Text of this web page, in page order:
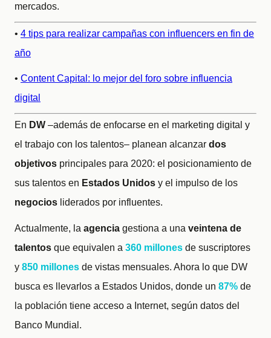
mercados.
• 4 tips para realizar campañas con influencers en fin de
año
• Content Capital: lo mejor del foro sobre influencia
digital
En DW –además de enfocarse en el marketing digital y
el trabajo con los talentos– planean alcanzar dos
objetivos principales para 2020: el posicionamiento de
sus talentos en Estados Unidos y el impulso de los
negocios liderados por influentes.
Actualmente, la agencia gestiona a una veintena de
talentos que equivalen a 360 millones de suscriptores
y 850 millones de vistas mensuales. Ahora lo que DW
busca es llevarlos a Estados Unidos, donde un 87% de
la población tiene acceso a Internet, según datos del
Banco Mundial.